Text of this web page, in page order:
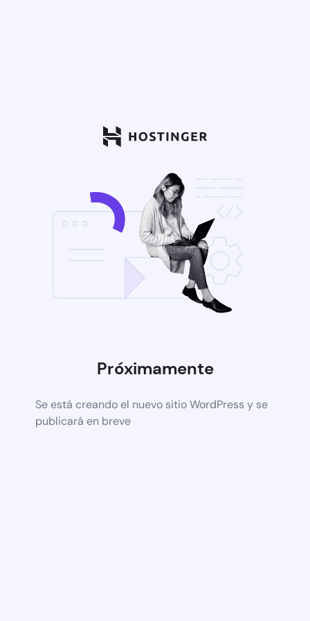
Próximamente
Se está creando el nuevo sitio WordPress y se
publicará en breve